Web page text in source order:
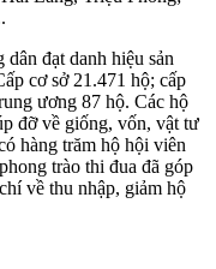
đạt danh hiệu sản
cơ sở 21.471 hộ; cấp
ương 87 hộ. Các hộ
đỡ về giống, vốn, vật tư
hàng trăm hộ hội viên
trào thi đua đã góp
về thu nhập, giảm hộ